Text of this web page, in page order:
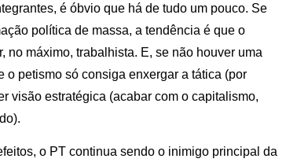
é óbvio que há de tudo um pouco. Se
política de massa, a tendência é que o
no máximo, trabalhista. E, se não houver uma
petismo só consiga enxergar a tática (por
visão estratégica (acabar com o capitalismo,
o PT continua sendo o inimigo principal da